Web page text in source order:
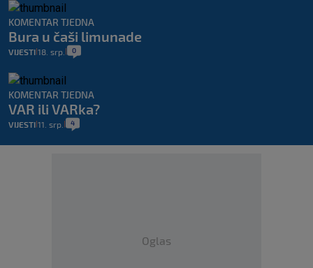
KOMENTAR TJEDNA
Bura u čaši limunade
VIJESTI 18. srp. 0
KOMENTAR TJEDNA
VAR ili VARka?
VIJESTI 11. srp. 4
Oglas